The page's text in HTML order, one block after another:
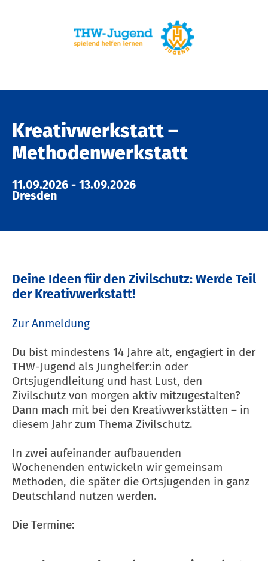
Kreativwerkstatt –
Methodenwerkstatt
11.09.2026 - 13.09.2026
Dresden
Deine Ideen für den Zivilschutz: Werde Teil
der Kreativwerkstatt!
Zur Anmeldung
Du bist mindestens 14 Jahre alt, engagiert in der
THW-Jugend als Junghelfer:in oder
Ortsjugendleitung und hast Lust, den
Zivilschutz von morgen aktiv mitzugestalten?
Dann mach mit bei den Kreativwerkstätten – in
diesem Jahr zum Thema Zivilschutz.
In zwei aufeinander aufbauenden
Wochenenden entwickeln wir gemeinsam
Methoden, die später die Ortsjugenden in ganz
Deutschland nutzen werden.
Die Termine: